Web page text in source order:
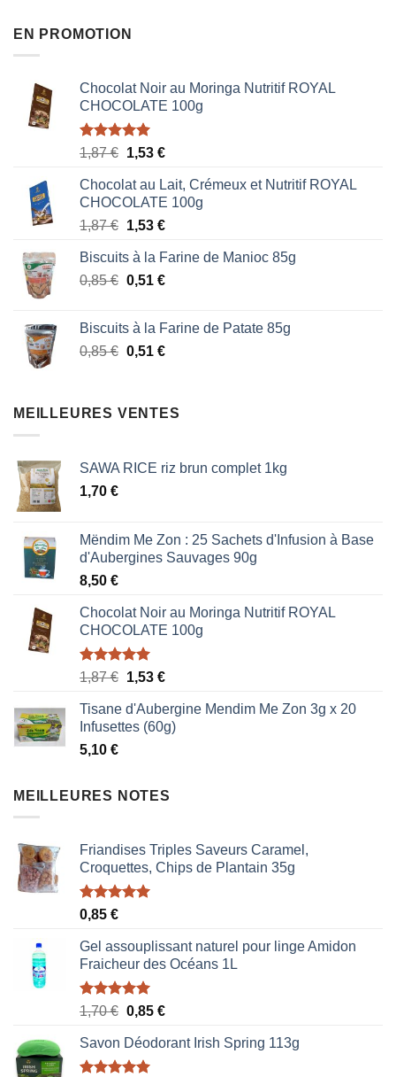
EN PROMOTION
Chocolat Noir au Moringa Nutritif ROYAL
CHOCOLATE 100g
Note5.00
1,87€ Le
initial
était :
1,87 €.
1,53 €Le
actuel
est :
1,53 €.
Chocolat au Lait, Crémeux et Nutritif ROYAL
CHOCOLATE 100g
1,87€ Le
initial
était :
1,53 €Le
actuel
est :
Biscuits à la Farine de Manioc 85g
0,85€ Le
était :
0,85 €.
0,51 €Le
est :
0,51 €.
Biscuits à la Farine de Patate 85g
0,85€ Le
était :
0,51 €Le
est :
MEILLEURES VENTES
SAWA RICE riz brun complet 1kg
1,70 €
Mëndim Me Zon : 25 Sachets d'Infusion à Base
d'Aubergines Sauvages 90g
8,50 €
Chocolat Noir au Moringa Nutritif ROYAL
CHOCOLATE 100g
Note5.00
1,87€ Le
initial
était :
1,53 €Le
actuel
est :
Tisane d'Aubergine Mendim Me Zon 3g x 20
Infusettes (60g)
5,10 €
MEILLEURES NOTES
Friandises Triples Saveurs Caramel,
Croquettes, Chips de Plantain 35g
Note5.00
0,85 €
Gel assouplissant naturel pour linge Amidon
Fraicheur des Océans 1L
Note5.00
1,70€ Le
initial
était :
0,85 €Le
actuel
Savon Déodorant Irish Spring 113g